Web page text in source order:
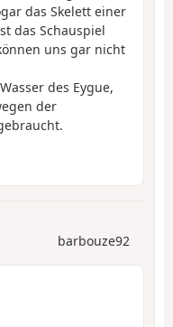
das Skelett einer
das Schauspiel
uns gar nicht
des Eygue,
der
barbouze92